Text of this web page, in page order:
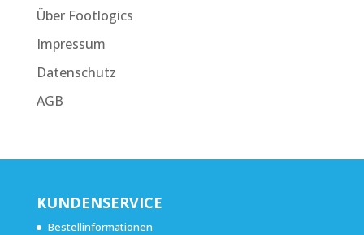
Über Footlogics
Impressum
Datenschutz
AGB
KUNDENSERVICE
Bestellinformationen